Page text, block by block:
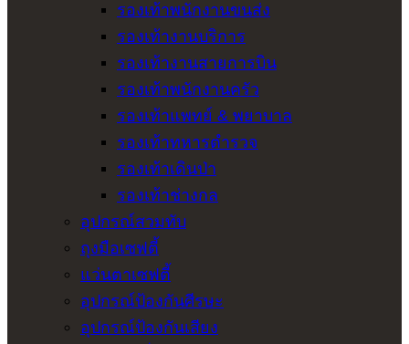
รองเท้าพนักงานขนส่ง
รองเท้างานบริการ
รองเท้างานสายการบิน
รองเท้าพนักงานครัว
รองเท้าแพทย์ & พยาบาล
รองเท้าทหารตำรวจ
รองเท้าเดินป่า
รองเท้าช่างกล
อุปกรณ์สวมทับ
ถุงมือเซฟตี้
แว่นตาเซฟตี้
อุปกรณ์ป้องกันศีรษะ
อุปกรณ์ป้องกันเสียง